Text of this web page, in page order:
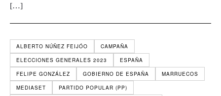
[…]
ALBERTO NÚÑEZ FEIJÓO
CAMPAÑA
ELECCIONES GENERALES 2023
ESPAÑA
FELIPE GONZÁLEZ
GOBIERNO DE ESPAÑA
MARRUECOS
MEDIASET
PARTIDO POPULAR (PP)